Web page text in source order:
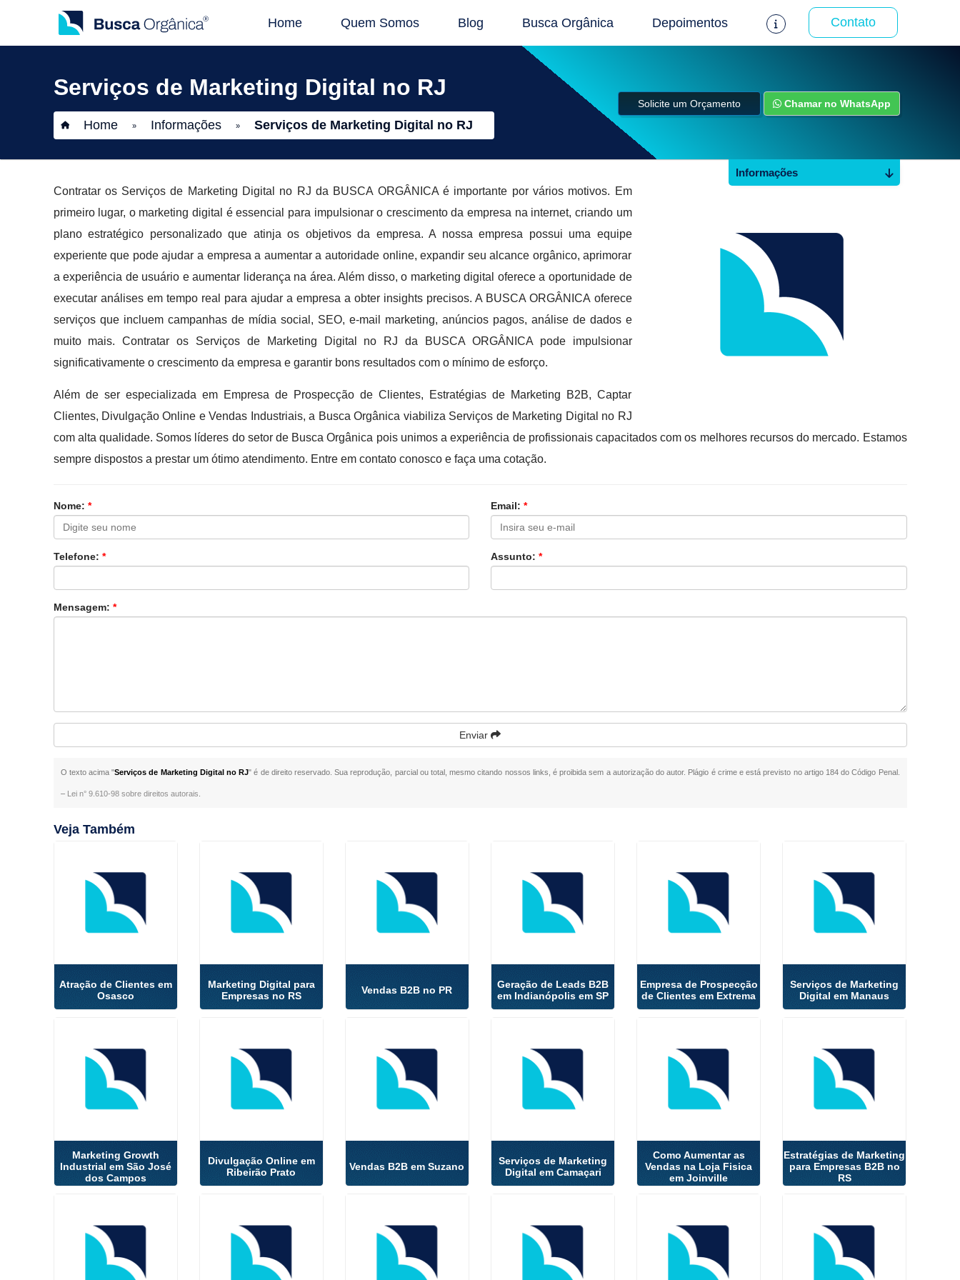
Home Quem Somos Blog Busca Orgânica Depoimentos Contato
Serviços de Marketing Digital no RJ
Home » Informações » Serviços de Marketing Digital no RJ
Solicite um Orçamento Chamar no WhatsApp
Contratar os Serviços de Marketing Digital no RJ da BUSCA ORGÂNICA é importante por vários motivos. Em
primeiro lugar, o marketing digital é essencial para impulsionar o crescimento da empresa na internet, criando um
plano estratégico personalizado que atinja os objetivos da empresa. A nossa empresa possui uma equipe
experiente que pode ajudar a empresa a aumentar a autoridade online, expandir seu alcance orgânico, aprimorar
a experiência de usuário e aumentar liderança na área. Além disso, o marketing digital oferece a oportunidade de
executar análises em tempo real para ajudar a empresa a obter insights precisos. A BUSCA ORGÂNICA oferece
serviços que incluem campanhas de mídia social, SEO, e-mail marketing, anúncios pagos, análise de dados e
muito mais. Contratar os Serviços de Marketing Digital no RJ da BUSCA ORGÂNICA pode impulsionar
significativamente o crescimento da empresa e garantir bons resultados com o mínimo de esforço.
Além de ser especializada em Empresa de Prospecção de Clientes, Estratégias de Marketing B2B, Captar
Clientes, Divulgação Online e Vendas Industriais, a Busca Orgânica viabiliza Serviços de Marketing Digital no RJ
com alta qualidade. Somos líderes do setor de Busca Orgânica pois unimos a experiência de profissionais capacitados com os melhores recursos do mercado. Estamos
sempre dispostos a prestar um ótimo atendimento. Entre em contato conosco e faça uma cotação.
Nome: * Email: *
Telefone: * Assunto: *
Mensagem: *
Enviar
O texto acima "Serviços de Marketing Digital no RJ" é de direito reservado. Sua reprodução, parcial ou total, mesmo citando nossos links, é proibida sem a autorização do autor. Plágio é crime e está previsto no artigo 184 do Código Penal.
– Lei n° 9.610-98 sobre direitos autorais
Informações
Veja Também
Atração de Clientes em
Osasco
Marketing Digital para
Empresas no RS
Vendas B2B no PR
Geração de Leads B2B
em Indianópolis em SP
Empresa de Prospecção
de Clientes em Extrema
Serviços de Marketing
Digital em Manaus
Marketing Growth
Industrial em São José
dos Campos
Divulgação Online em
Ribeirão Prato
Vendas B2B em Suzano
Serviços de Marketing
Digital em Camaçari
Como Aumentar as
Vendas na Loja Fisica
em Joinville
Estratégias de Marketing
para Empresas B2B no
RS